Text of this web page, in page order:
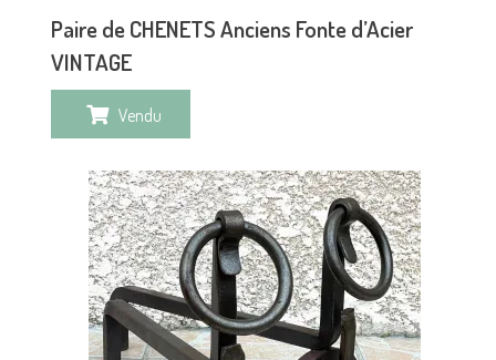
Paire de CHENETS Anciens Fonte d’Acier
VINTAGE
Vendu